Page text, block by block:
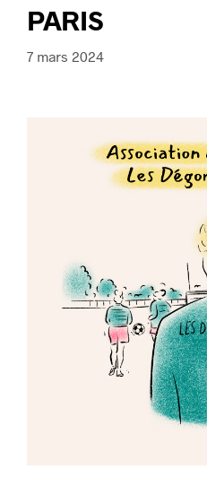
PARIS
7 mars 2024